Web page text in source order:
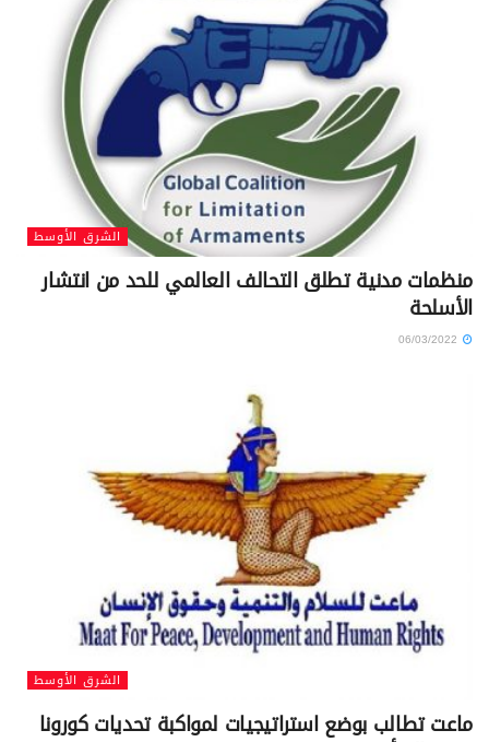
الشرق الأوسط
منظمات مدنية تطلق التحالف العالمي للحد من انتشار
الأسلحة
الشرق الأوسط
ماعت تطالب بوضع استراتيجيات لمواكبة تحديات كورونا